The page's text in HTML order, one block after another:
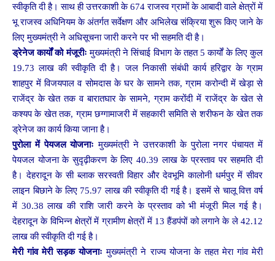
स्वीकृति दी है। साथ ही उत्तरकाशी के 674 राजस्व ग्रामों के आबादी वाले क्षेत्रों में
भू राजस्व अधिनियम के अंतर्गत सर्वेक्षण और अभिलेख संक्रिया शुरू किए जाने के
लिए मुख्यमंत्री ने अधिसूचना जारी करने पर भी सहमति दी है।
ड्रेनेज कार्यों को मंजूरीः मुख्यमंत्री ने सिंचाई विभाग के तहत 5 कार्यों के लिए कुल
19.73 लाख की स्वीकृति दी है। जल निकासी संबंधी कार्य हरिद्वार के ग्राम
शाहपुर में विजयपाल व सोमदास के घर के सामने तक, ग्राम करोन्दी में खेड़ा से
राजेंद्र के खेत तक व बारातघार के सामने, ग्राम करोंदी में राजेंद्र के खेत से
कश्यप के खेत तक, ग्राम छग्गामाजरी में सहकारी समिति से शरीफन के खेत तक
ड्रेनेज का कार्य किया जाना है।
पुरोला में पेयजल योजनाः मुख्यमंत्री ने उत्तरकाशी के पुरोला नगर पंचायत में
पेयजल योजना के सुदृढ़ीकरण के लिए 40.39 लाख के प्रस्ताव पर सहमति दी
है। देहरादून के सी ब्लाक सरस्वती विहार और देवभूमि कालोनी धर्मपुर में सीवर
लाइन बिछाने के लिए 75.97 लाख की स्वीकृति दी गई है। इसमें से चालू वित्त वर्ष
में 30.38 लाख की राशि जारी करने के प्रस्ताव को भी मंजूरी मिल गई है।
देहरादून के विभिन्न क्षेत्रों में ग्रामीण क्षेत्रों में 13 हैंडपंपों को लगाने के ले 42.12
लाख की स्वीकृति दी गई है।
मेरी गांव मेरी सड़क योजनाः मुख्यमंत्री ने राज्य योजना के तहत मेरा गांव मेरी